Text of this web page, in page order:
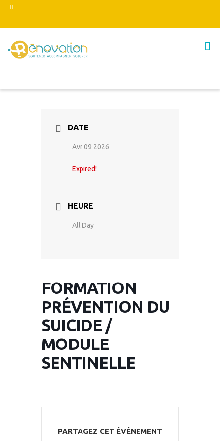
DATE
Avr 09 2026
Expired!
HEURE
All Day
FORMATION
PRÉVENTION DU
SUICIDE /
MODULE
SENTINELLE
PARTAGEZ CET ÉVÉNEMENT